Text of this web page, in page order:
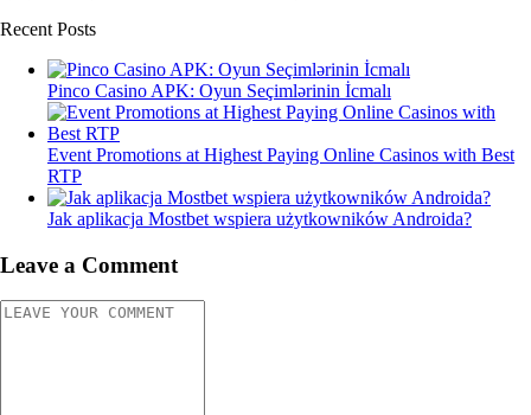
Recent Posts
Pinco Casino APK: Oyun Seçimlərinin İcmalı
Event Promotions at Highest Paying Online Casinos with Best
RTP
Jak aplikacja Mostbet wspiera użytkowników Androida?
Leave a Comment